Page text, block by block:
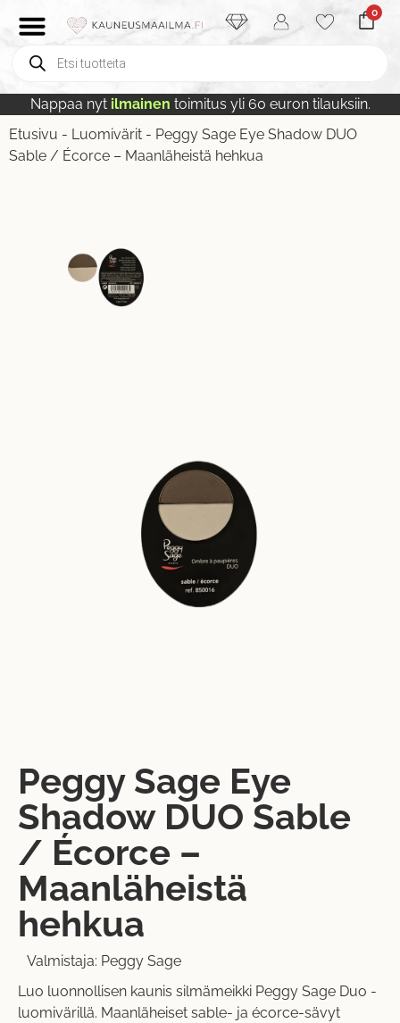
0
Nappaa nyt ilmainen toimitus yli 60 euron tilauksiin.
Etusivu - Luomivärit - Peggy Sage Eye Shadow DUO
Sable / Écorce – Maanläheistä hehkua
Peggy Sage Eye
Shadow DUO Sable
/ Écorce –
Maanläheistä
hehkua
Valmistaja: Peggy Sage
Luo luonnollisen kaunis silmämeikki Peggy Sage Duo -
luomivärillä. Maanläheiset sable- ja écorce-sävyt